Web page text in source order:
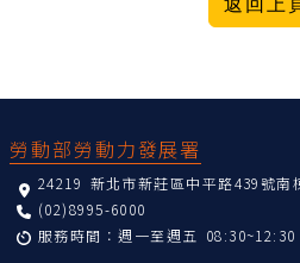
勞動部勞動力發展署
24219 新北市新莊區中平路439號南
(02)8995-6000
服務時間：週一至週五 08:30~12:30